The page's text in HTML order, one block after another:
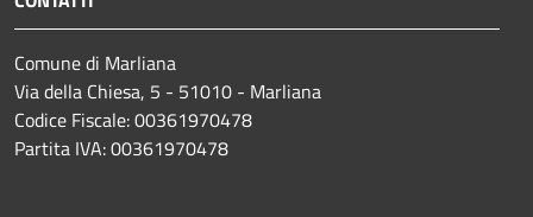
Comune di Marliana
Via della Chiesa, 5 - 51010 - Marliana
Codice Fiscale: 00361970478
Partita IVA: 00361970478